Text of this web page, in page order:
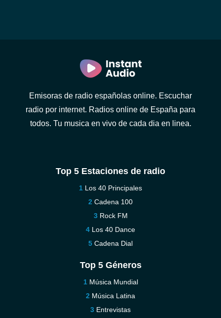
Emisoras de radio españolas online. Escuchar
radio por internet. Radios online de España para
todos. Tu musica en vivo de cada dia en linea.
Top 5 Estaciones de radio
Los 40 Principales
Cadena 100
Rock FM
Los 40 Dance
Cadena Dial
Top 5 Géneros
Música Mundial
Música Latina
Entrevistas